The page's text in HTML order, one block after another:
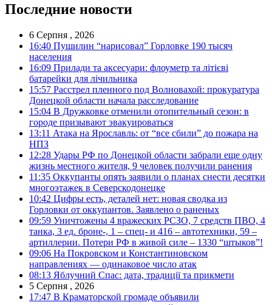
Последние новости
6 Серпня , 2026
16:40 Пушилин “нарисовал” Горловке 190 тысяч
населения
16:09 Прилади та аксесуари: флоуметр та літієві
батарейки для лічильника
15:57 Расстрел пленного под Волновахой: прокуратура
Донецкой области начала расследование
15:04 В Дружковке отменили отопительный сезон: в
городе призывают эвакуироваться
13:11 Атака на Ярославль: от “все сбили” до пожара на
НПЗ
12:28 Удары РФ по Донецкой области забрали еще одну
жизнь местного жителя, 9 человек получили ранения
11:35 Оккупанты опять заявили о планах снести десятки
многоэтажек в Северскодонецке
10:42 Цифры есть, деталей нет: новая сводка из
Горловки от оккупантов. Заявлено о раненых
09:59 Уничтожены 4 вражеских РСЗО, 7 средств ПВО, 4
танка, 3 ед. броне-, 1 – спец- и 416 – автотехники, 59 –
артиллерии. Потери РФ в живой силе – 1330 “штыков”!
09:06 На Покровском и Константиновском
направлениях — одинаковое число атак
08:13 Яблучний Спас: дата, традиції та прикмети
5 Серпня , 2026
17:47 В Краматорской громаде объявили